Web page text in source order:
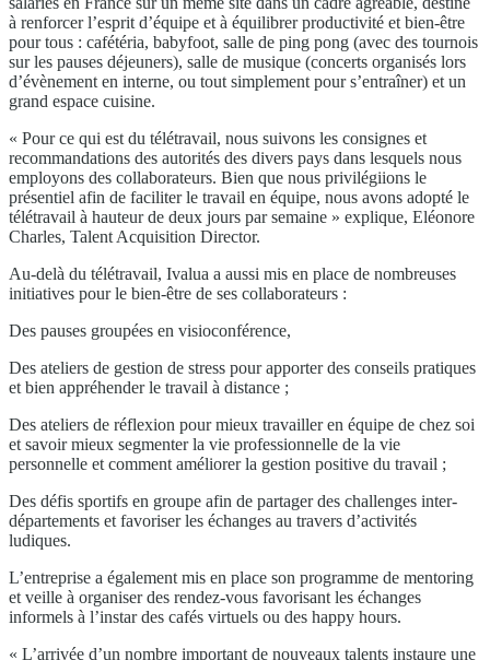
à renforcer l’esprit d’équipe et à équilibrer productivité et bien-être
pour tous : cafétéria, babyfoot, salle de ping pong (avec des tournois
sur les pauses déjeuners), salle de musique (concerts organisés lors
d’évènement en interne, ou tout simplement pour s’entraîner) et un
grand espace cuisine.
« Pour ce qui est du télétravail, nous suivons les consignes et
recommandations des autorités des divers pays dans lesquels nous
employons des collaborateurs. Bien que nous privilégiions le
présentiel afin de faciliter le travail en équipe, nous avons adopté le
télétravail à hauteur de deux jours par semaine » explique, Eléonore
Charles, Talent Acquisition Director.
Au-delà du télétravail, Ivalua a aussi mis en place de nombreuses
initiatives pour le bien-être de ses collaborateurs :
Des pauses groupées en visioconférence,
Des ateliers de gestion de stress pour apporter des conseils pratiques
et bien appréhender le travail à distance ;
Des ateliers de réflexion pour mieux travailler en équipe de chez soi
et savoir mieux segmenter la vie professionnelle de la vie
personnelle et comment améliorer la gestion positive du travail ;
Des défis sportifs en groupe afin de partager des challenges inter-
départements et favoriser les échanges au travers d’activités
ludiques.
L’entreprise a également mis en place son programme de mentoring
et veille à organiser des rendez-vous favorisant les échanges
informels à l’instar des cafés virtuels ou des happy hours.
« L’arrivée d’un nombre important de nouveaux talents instaure une